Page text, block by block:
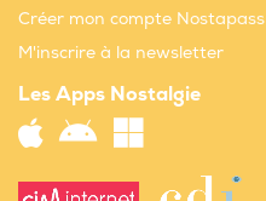
Créer mon compte Nostapass
M'inscrire à la newsletter
Les Apps Nostalgie